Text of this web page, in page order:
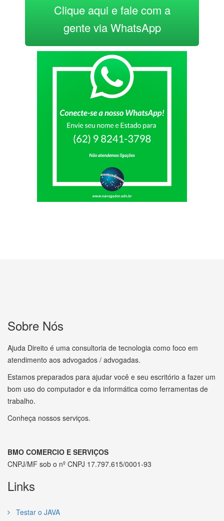
Clique aqui e fale com a
gente via WhatsApp
Sobre Nós
Ajuda Direito é uma consultoria de tecnologia como foco em
atendimento aos advogados / advogadas.
Estamos preparados para ajudar você e seu escritório a fazer um
bom uso do computador e da informática como ferramentas de
trabalho.
Conheça nossos serviços.
BMO COMERCIO E SERVIÇOS
CNPJ/MF sob o nº CNPJ 17.797.615/0001-93
Links
Testar o JAVA